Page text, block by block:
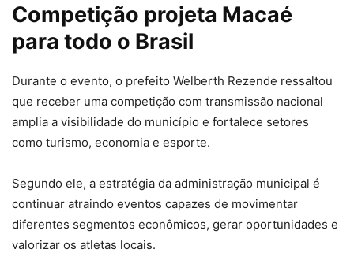
Competição projeta Macaé
para todo o Brasil
Durante o evento, o prefeito Welberth Rezende ressaltou
que receber uma competição com transmissão nacional
amplia a visibilidade do município e fortalece setores
como turismo, economia e esporte.
Segundo ele, a estratégia da administração municipal é
continuar atraindo eventos capazes de movimentar
diferentes segmentos econômicos, gerar oportunidades e
valorizar os atletas locais.